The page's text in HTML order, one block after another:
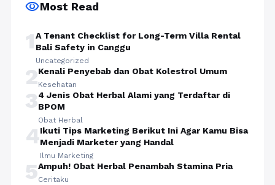
visibilityMost Read
1A Tenant Checklist for Long-Term Villa Rental
Bali Safety in Canggu
Uncategorized
2Kenali Penyebab dan Obat Kolestrol Umum
Kesehatan
34 Jenis Obat Herbal Alami yang Terdaftar di
BPOM
Obat Herbal
4Ikuti Tips Marketing Berikut Ini Agar Kamu Bisa
Menjadi Marketer yang Handal
Ilmu Marketing
5Ampuh! Obat Herbal Penambah Stamina Pria
Ceritaku